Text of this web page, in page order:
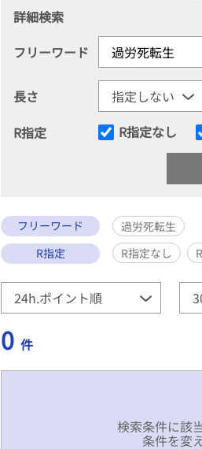
詳細検索
フリーワード
長さ
R指定
R指定なし
フリーワード
過労死転生
R指定
R指定なし
0 件
検索条件に該
条件を変